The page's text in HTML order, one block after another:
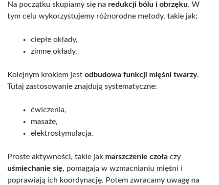
Na początku skupiamy się na redukcji bólu i obrzęku. W
tym celu wykorzystujemy różnorodne metody, takie jak:
ciepłe okłady,
zimne okłady.
Kolejnym krokiem jest odbudowa funkcji mięśni twarzy.
Tutaj zastosowanie znajdują systematyczne:
ćwiczenia,
masaże,
elektrostymulacja.
Proste aktywności, takie jak marszczenie czoła czy
uśmiechanie się, pomagają w wzmacnianiu mięśni i
poprawiają ich koordynację. Potem zwracamy uwagę na